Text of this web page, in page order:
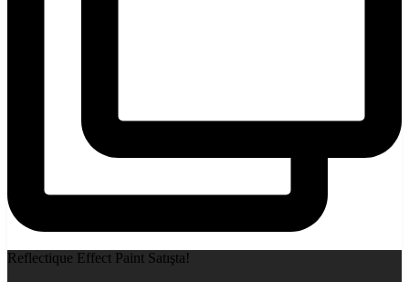
Reflectique Effect Paint Satışta!